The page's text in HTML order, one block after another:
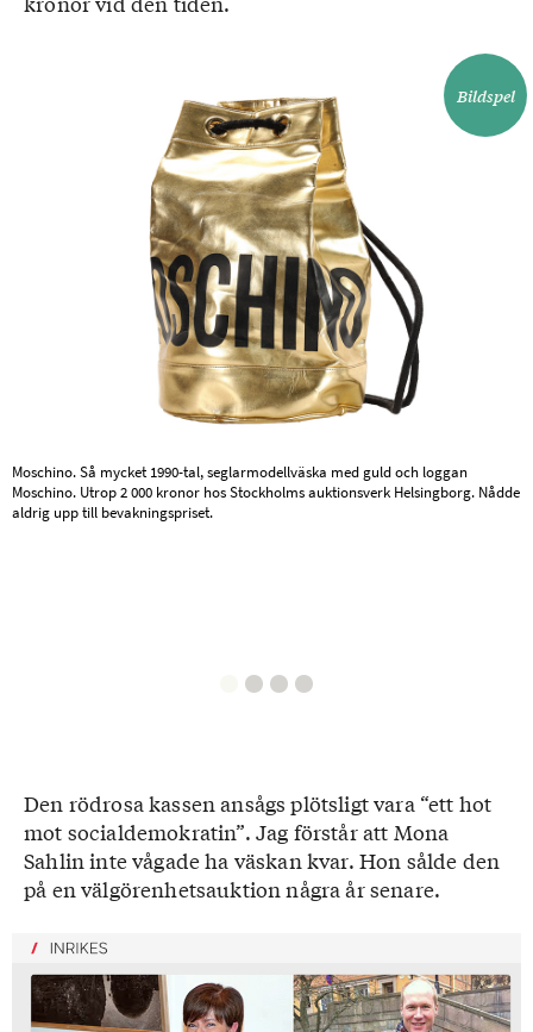
Bildspel
Moschino. Så mycket 1990-tal, seglarmodellväska med guld och loggan
Moschino. Utrop 2 000 kronor hos Stockholms auktionsverk Helsingborg. Nådde
aldrig upp till bevakningspriset.
Den rödrosa kassen ansågs plötsligt vara “ett hot
mot socialdemokratin”. Jag förstår att Mona
Sahlin inte vågade ha väskan kvar. Hon sålde den
på en välgörenhetsauktion några år senare.